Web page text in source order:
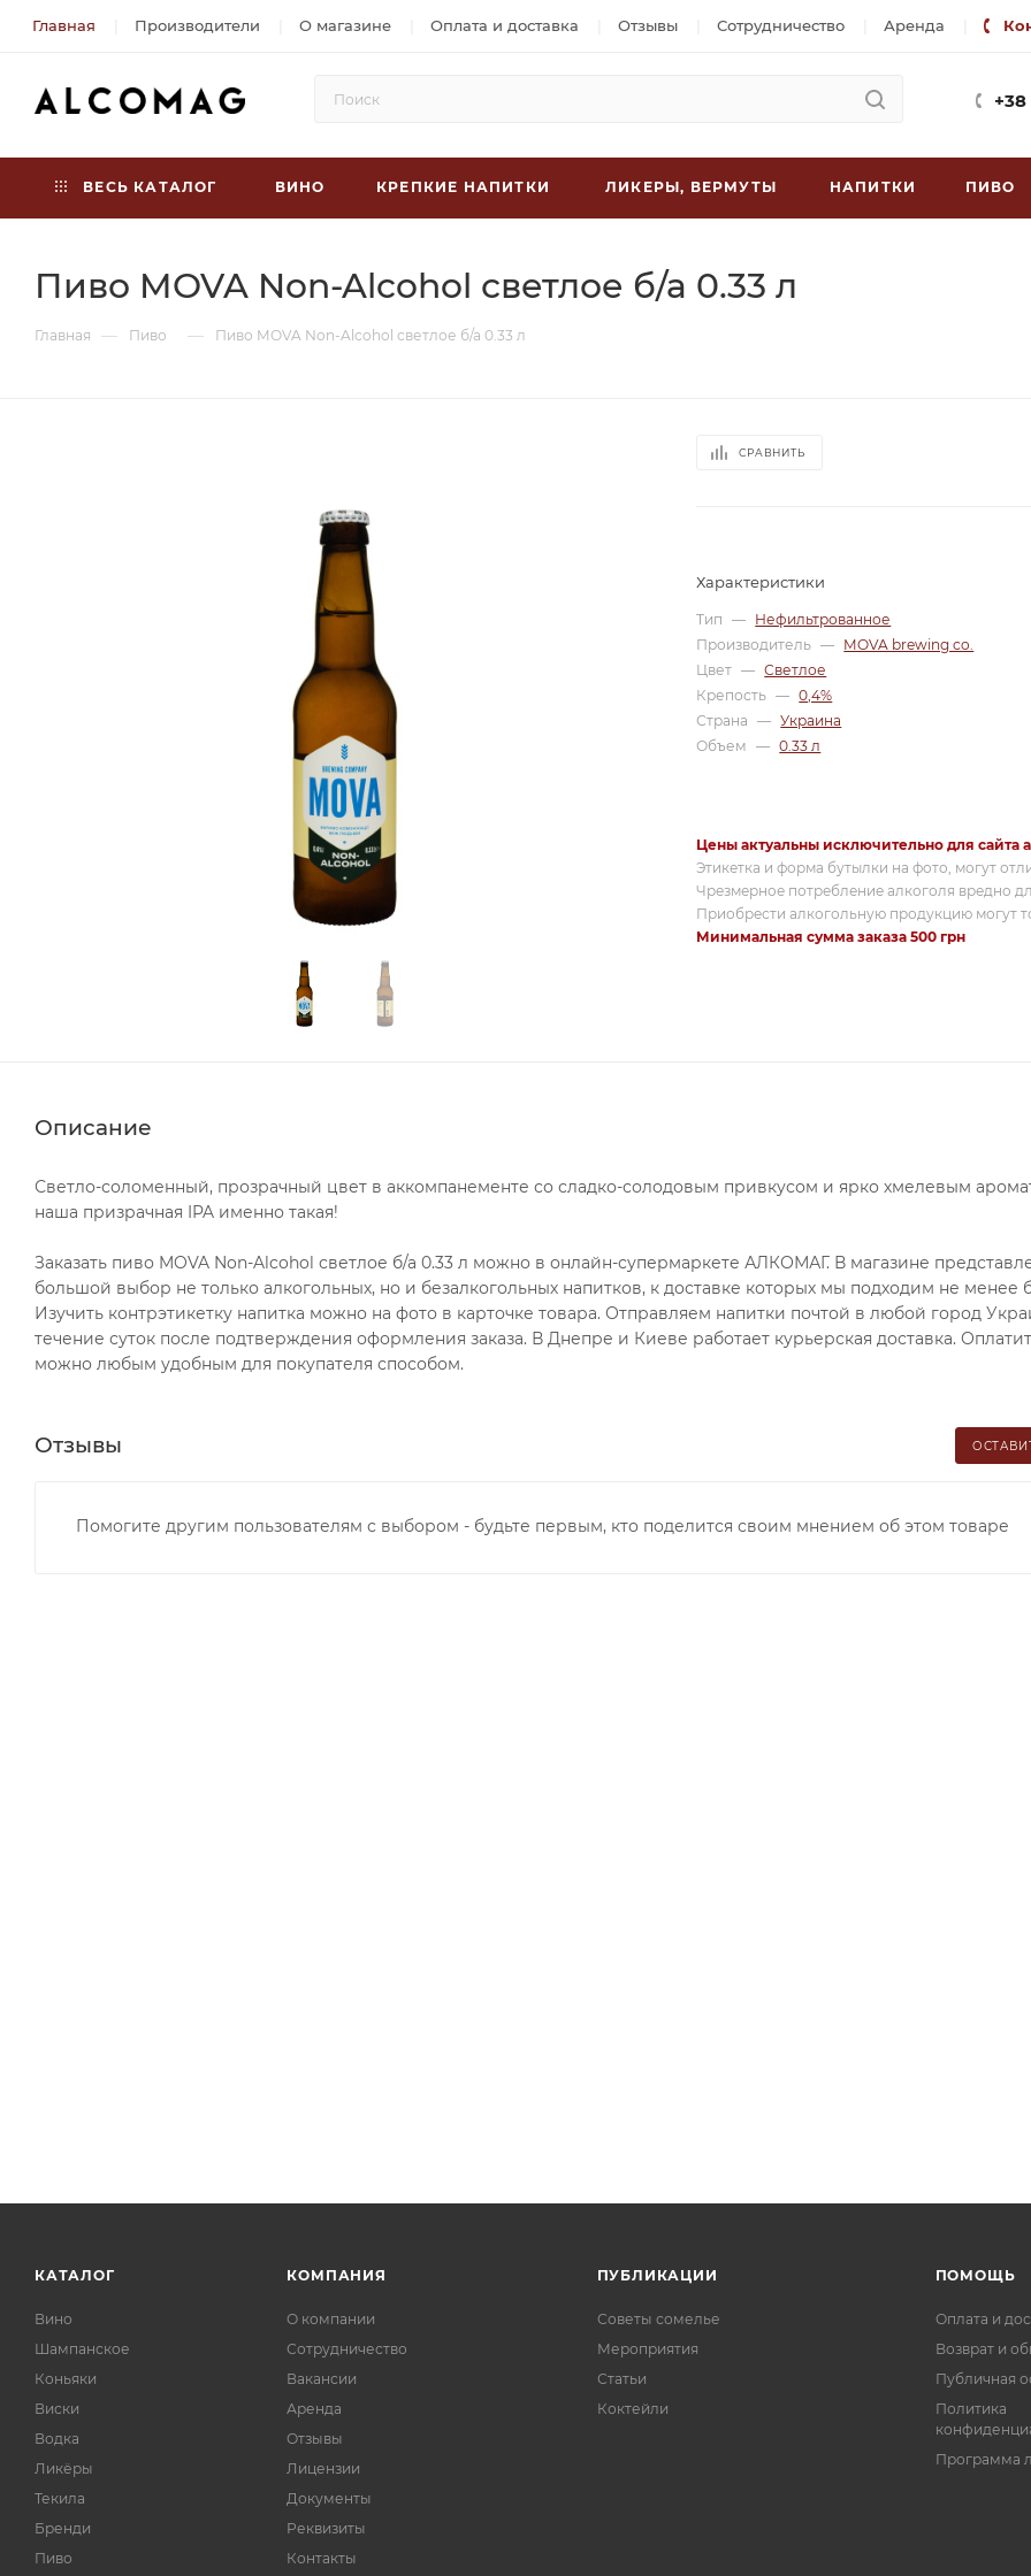
Главная Производители О магазине Оплата и доставка Отзывы Сотрудничество Аренда
ВЕСЬ КАТАЛОГ ВИНО КРЕПКИЕ НАПИТКИ ЛИКЕРЫ, ВЕРМУТЫ НАПИТКИ ПИВО
Пиво MOVA Non-Alcohol светлое б/а 0.33 л
Главная — Пиво — Пиво MOVA Non-Alcohol светлое б/а 0.33 л
СРАВНИТЬ
Характеристики
Тип — Нефильтрованное
Производитель — MOVA brewing co.
Цвет — Светлое
Крепость — 0,4%
Страна
— Украина
Объем
— 0.33 л
Цены актуальны исключительно для сайта
Этикетка и форма бутылки на фото, могут
Чрезмерное потребление алкоголя вредно
Приобрести алкогольную продукцию могут
Минимальная сумма заказа 500 грн
Описание
Светло-соломенный, прозрачный цвет в аккомпанементе со сладко-солодовым привкусом и ярко хмелевым
наша призрачная IPA именно такая!
Заказать пиво MOVA Non-Alcohol светлое б/а 0.33 л можно в онлайн-супермаркете АЛКОМАГ. В магазине
большой выбор не только алкогольных, но и безалкогольных напитков, к доставке которых мы подходим не менее
Изучить контрэтикетку напитка можно на фото в карточке товара. Отправляем напитки почтой в любой город
течение суток после подтверждения оформления заказа. В Днепре и Киеве работает курьерская доставка.
можно любым удобным для покупателя способом.
Отзывы
Помогите другим пользователям с выбором - будьте первым, кто поделится своим мнением об этом товаре
КАТАЛОГ
Вино
Шампанское
Коньяки
Виски
Водка
Ликёры
Текила
Бренди
Пиво
КОМПАНИЯ
О компании
Сотрудничество
Вакансии
Аренда
Отзывы
Лицензии
Документы
Реквизиты
Контакты
ПУБЛИКАЦИИ
Советы сомелье
Мероприятия
Статьи
Коктейли
ПОМОЩЬ
Оплата и
Возврат и
Публичная
Политика
Программа